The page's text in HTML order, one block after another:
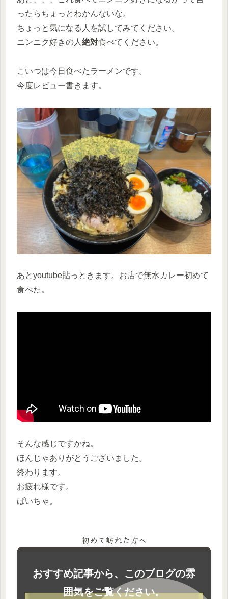
ったらちょっとわかんないな。
ちょっと気になる人を試してみてください。
ニンニク好きの人絶対食べてください。
こいつは今日食べたラーメンです。
今度レビュー書きます。
あとyoutube貼っときます。お店で無水カレー初めて
食べた。
そんな感じですかね。
ほんじゃありがとうございました。
終わります。
お疲れ様です。
ばいちゃ。
初めて訪れた方へ
おすすめ記事から、このブログの雰
囲気をご覧ください。